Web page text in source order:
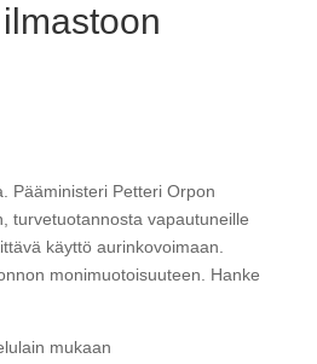
Pääministeri Petteri Orpon
turvetuotannosta vapautuneille
käyttö aurinkovoimaan.
monimuotoisuuteen. Hanke
mukaan